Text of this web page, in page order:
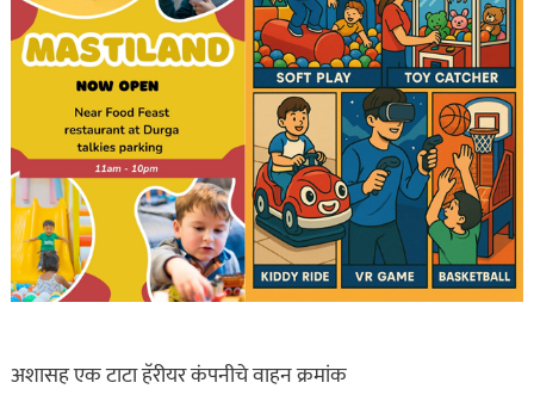
अशासह एक टाटा हॅरीयर कंपनीचे वाहन क्रमांक